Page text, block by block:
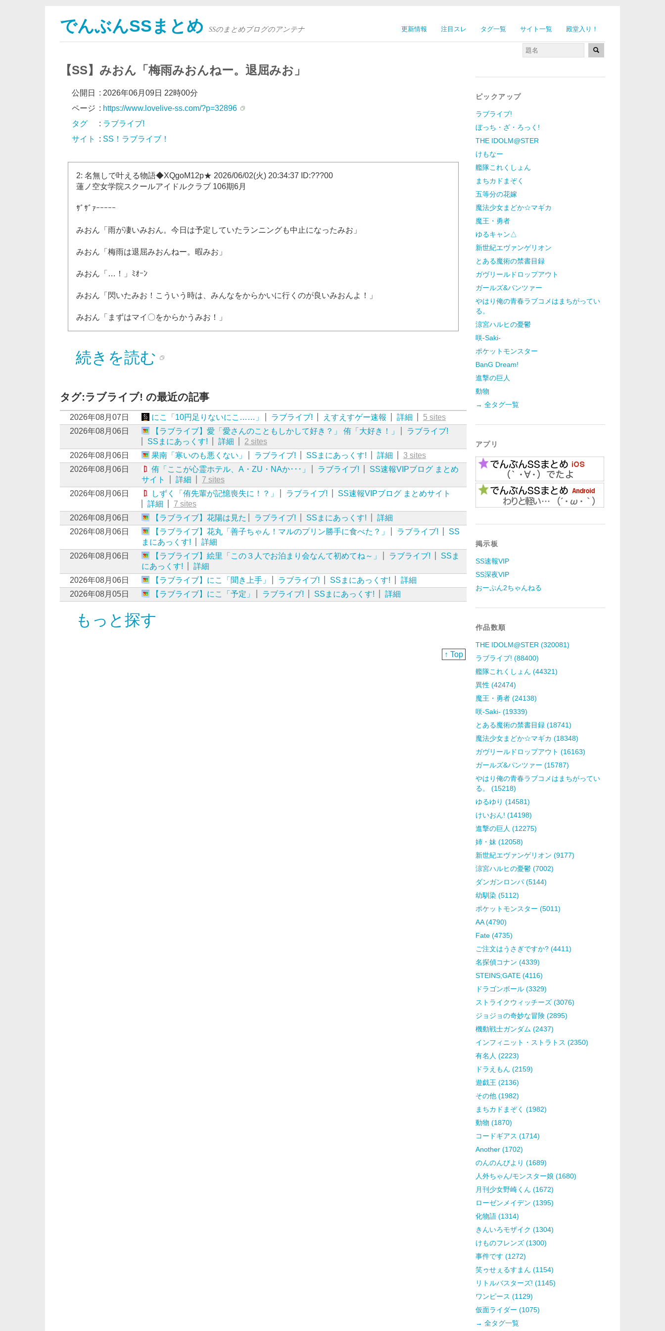
更新情報 注目スレ タグ一覧 サイト一覧 殿堂入り！
でんぶんSSまとめ SSのまとめブログのアンテナ
【SS】みおん「梅雨みおんねー。退屈みお」
公開日 : 2026年06月09日 22時00分
ページ : https://www.lovelive-ss.com/?p=32896
タグ
: ラブライブ!
サイト
: SS！ラブライブ！
2: 名無しで叶える物語◆XQgoM12p★ 2026/06/02(火) 20:34:37 ID:???00
蓮ノ空女学院スクールアイドルクラブ 106期6月
ｻﾞｻﾞｧｰｰｰｰｰ
みおん「雨が凄いみおん。今日は予定していたランニングも中止になったみお」
みおん「梅雨は退屈みおんねー。暇みお」
みおん「…！」ﾐｵｰﾝ
みおん「閃いたみお！こういう時は、みんなをからかいに行くのが良いみおんよ！」
みおん「まずはマイ〇をからかうみお！」
続きを読む
タグ:ラブライブ! の最近の記事
2026年08月07日 にこ「10円足りないにこ……」 ラブライブ! えすえすゲー速報 詳細
5 sites
2026年08月06日
【ラブライブ】愛「愛さんのこともしかして好き？」 侑「大好き！」
ラブライブ!
SSまにあっくす!
詳細
2 sites
2026年08月06日
果南「寒いのも悪くない」 ラブライブ! SSまにあっくす! 詳細
3 sites
2026年08月06日
侑「ここが心霊ホテル、A・ZU・NAか･･･」 ラブライブ!
SS速報VIPブログ まとめ
サイト
詳細
7 sites
2026年08月06日
しずく「侑先輩が記憶喪失に！？」 ラブライブ!
SS速報VIPブログ まとめサイト
詳細
7 sites
2026年08月06日
【ラブライブ】花陽は見た ラブライブ! SSまにあっくす!
詳細
2026年08月06日
【ラブライブ】花丸「善子ちゃん！マルのプリン勝手に食べた？」 ラブライブ!
SS
まにあっくす!
詳細
2026年08月06日
【ラブライブ】絵里「この３人でお泊まり会なんて初めてね～」 ラブライブ!
SSま
にあっくす!
詳細
2026年08月06日
【ラブライブ】にこ「聞き上手」 ラブライブ! SSまにあっくす!
詳細
2026年08月05日
【ラブライブ】にこ「予定」 ラブライブ! SSまにあっくす! 詳細
もっと探す
↑ Top
ピックアップ
ラブライブ!
ぼっち・ざ・ろっく!
THE IDOLM@STER
けもなー
艦隊これくしょん
まちカドまぞく
五等分の花嫁
魔法少女まどか☆マギカ
魔王・勇者
ゆるキャン△
新世紀エヴァンゲリオン
とある魔術の禁書目録
ガヴリールドロップアウト
ガールズ&パンツァー
やはり俺の青春ラブコメはまちがってい
る。
涼宮ハルヒの憂鬱
咲-Saki-
ポケットモンスター
BanG Dream!
進撃の巨人
動物
→ 全タグ一覧
アプリ
掲示板
SS速報VIP
SS深夜VIP
おーぷん2ちゃんねる
作品数順
THE IDOLM@STER (320081)
ラブライブ! (88400)
艦隊これくしょん (44321)
異性 (42474)
魔王・勇者 (24138)
咲-Saki- (19339)
とある魔術の禁書目録 (18741)
魔法少女まどか☆マギカ (18348)
ガヴリールドロップアウト (16163)
ガールズ&パンツァー (15787)
やはり俺の青春ラブコメはまちがってい
る。 (15218)
ゆるゆり (14581)
けいおん! (14198)
進撃の巨人 (12275)
姉・妹 (12058)
新世紀エヴァンゲリオン (9177)
涼宮ハルヒの憂鬱 (7002)
ダンガンロンパ (5144)
幼馴染 (5112)
ポケットモンスター (5011)
AA (4790)
Fate (4735)
ご注文はうさぎですか? (4411)
名探偵コナン (4339)
STEINS;GATE (4116)
ドラゴンボール (3329)
ストライクウィッチーズ (3076)
ジョジョの奇妙な冒険 (2895)
機動戦士ガンダム (2437)
インフィニット・ストラトス (2350)
有名人 (2223)
ドラえもん (2159)
遊戯王 (2136)
その他 (1982)
まちカドまぞく (1982)
動物 (1870)
コードギアス (1714)
Another (1702)
のんのんびより (1689)
人外ちゃん/モンスター娘 (1680)
月刊少女野崎くん (1672)
ローゼンメイデン (1395)
化物語 (1314)
きんいろモザイク (1304)
けものフレンズ (1300)
事件です (1272)
笑ゥせぇるすまん (1154)
リトルバスターズ! (1145)
ワンピース (1129)
仮面ライダー (1075)
→ 全タグ一覧